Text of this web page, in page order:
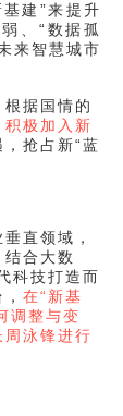
建”来提升
、“数据孤
来智慧城市
据国情的
极加入新
抢占新“蓝
直领域，
合大数
科技打造而
在“新基
调整与变
泳锋进行